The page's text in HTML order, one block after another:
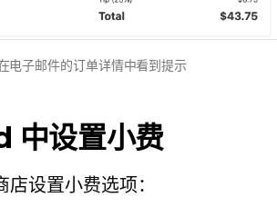
电子邮件的订单详情中看到提示
中设置小费
设置小费选项：